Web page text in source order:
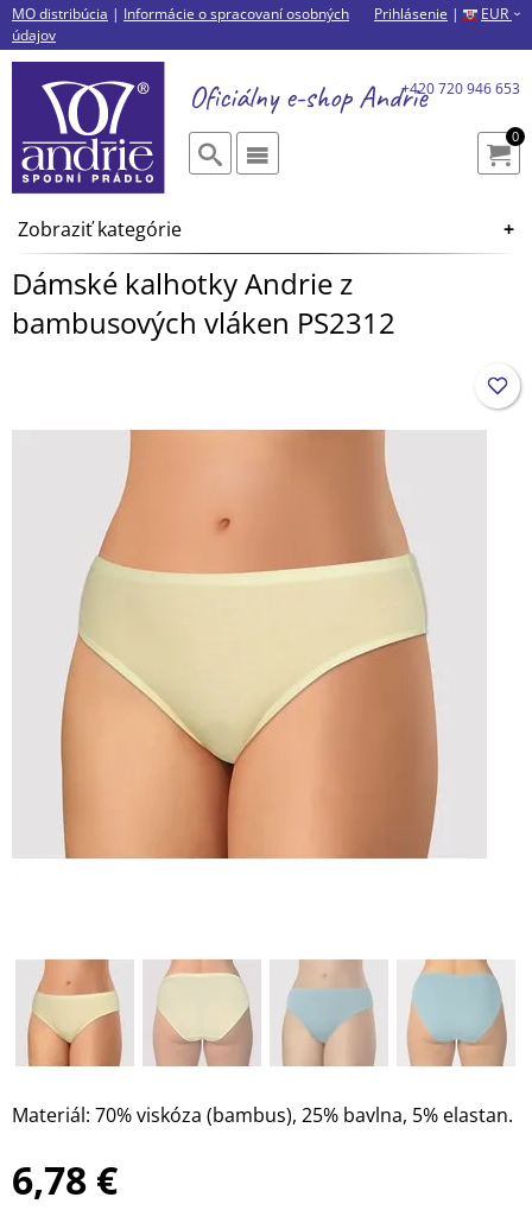
Prihlásenie | EUR ›
MO distribúcia | Informácie o spracovaní osobných
údajov
Oficiálny e-shopAndrie
0
+420 720 946 653
Zobraziť kategórie
Dámské kalhotky Andrie z
bambusových vláken PS2312
Materiál: 70% viskóza (bambus), 25% bavlna, 5% elastan.
6,78 €